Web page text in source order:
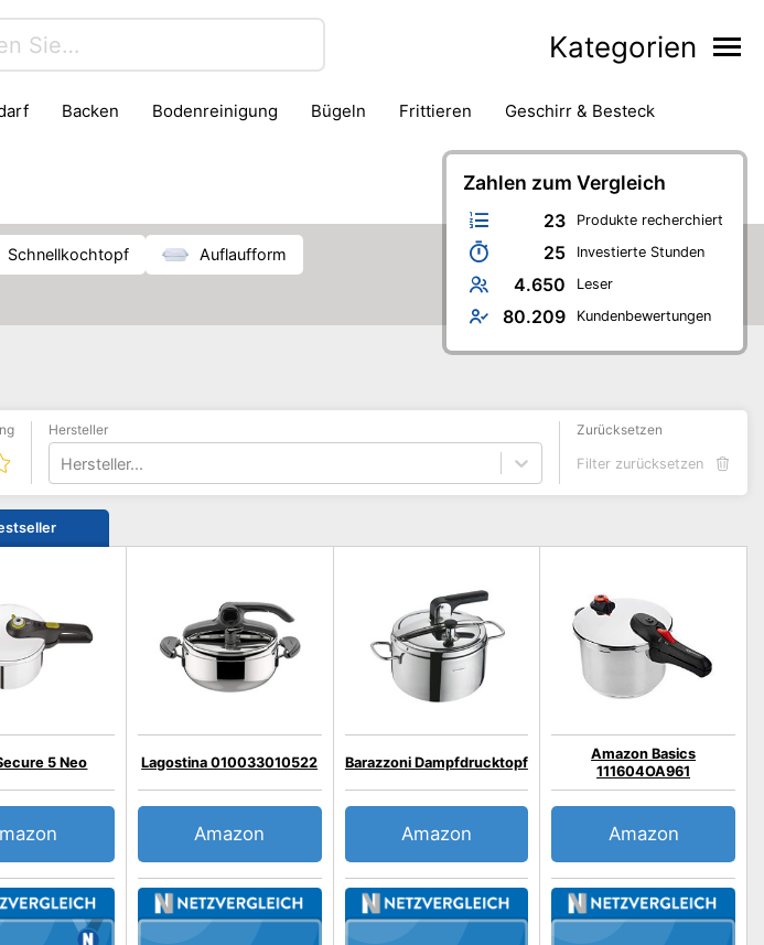
Kategorien
Backen Bodenreinigung Bügeln Frittieren
Geschirr & Besteck
Kaffeezubereitung
Kanne & Karaffe
Saftpresse & Entsafter
Schneidegerät
Zahlen zum Vergleich
23 Produkte recherchiert
25 Investierte Stunden
4.650 Leser
80.209 Kundenbewertungen
Schnellkochtopf Auflaufform
Hersteller
Hersteller...
Zurücksetzen
Filter zurücksetzen
5 Neo Lagostina 010033010522
Amazon
Barazzoni Dampfdrucktopf
Amazon
Amazon Basics
111604OA961
Amazon